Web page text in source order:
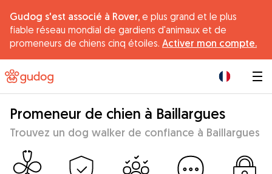
Gudog s'est associé à Rover, e plus grand et le plus
fiable réseau mondial de gardiens d'animaux et de
promeneurs de chiens cinq étoiles. Activer mon compte.
Promeneur de chien à Baillargues
Trouvez un dog walker de confiance à Baillargues